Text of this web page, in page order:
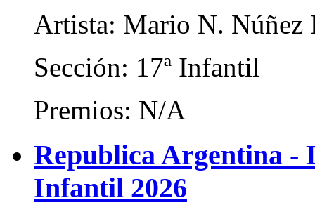
Artista: Mario N. Núñez
Sección: 17ª Infantil
Premios: N/A
Republica Argentina -
Infantil 2026